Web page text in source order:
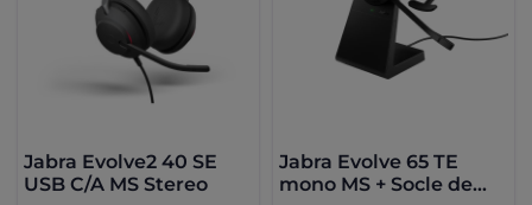
Jabra Evolve2 40 SE
USB C/A MS Stereo
Jabra Evolve 65 TE
mono MS + Socle de